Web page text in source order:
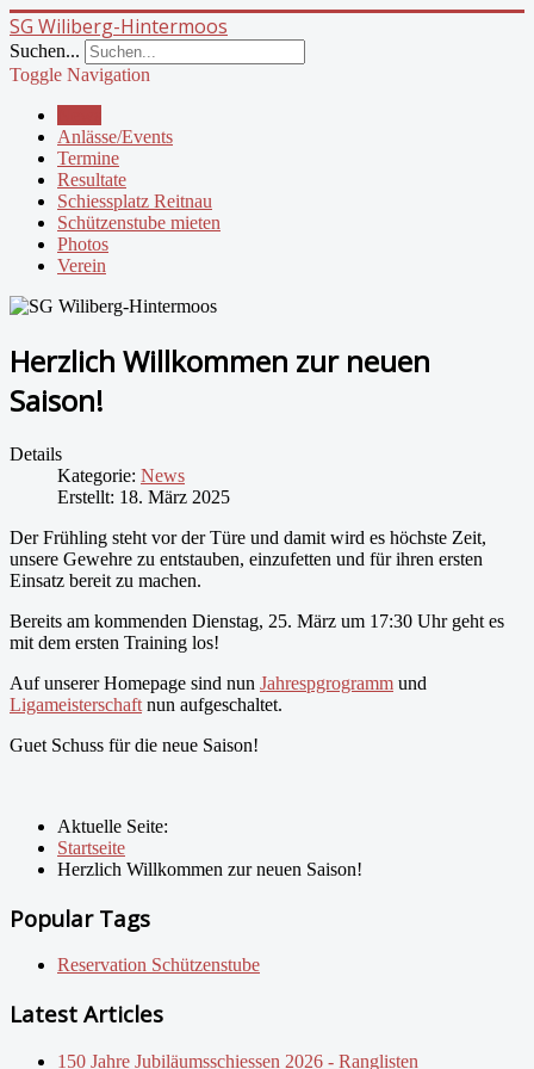
SG Wiliberg-Hintermoos
Suchen...
Toggle Navigation
Anlässe/Events
Termine
Resultate
Schiessplatz Reitnau
Schützenstube mieten
Photos
Verein
Herzlich Willkommen zur neuen
Saison!
Details
Kategorie: News
Erstellt: 18. März 2025
Der Frühling steht vor der Türe und damit wird es höchste Zeit,
unsere Gewehre zu entstauben, einzufetten und für ihren ersten
Einsatz bereit zu machen.
Bereits am kommenden Dienstag, 25. März um 17:30 Uhr geht es
mit dem ersten Training los!
Auf unserer Homepage sind nun Jahrespgrogramm und
Ligameisterschaft nun aufgeschaltet.
Guet Schuss für die neue Saison!
Aktuelle Seite:
Startseite
Herzlich Willkommen zur neuen Saison!
Popular Tags
Reservation Schützenstube
Latest Articles
150 Jahre Jubiläumsschiessen 2026 - Ranglisten